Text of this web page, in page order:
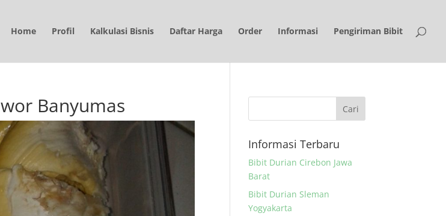
Home Profil Kalkulasi Bisnis Daftar Harga Order Informasi Pengiriman Bibit
Banyumas
Informasi Terbaru
Bibit Durian Cirebon Jawa
Barat
Bibit Durian Sleman
Yogyakarta